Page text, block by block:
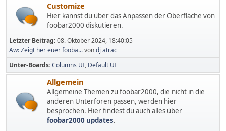
Customize
Hier kannst du über das Anpassen der Oberfläche von
foobar2000 diskutieren.
Letzter Beitrag:08. Oktober 2024, 18:40:05
Aw: Zeigt her euer fooba...vondj atrac
Unter-Boards Columns UI Default UI
Allgemein
Allgemeine Themen zu foobar2000, die nicht in die
anderen Unterforen passen, werden hier
besprochen. Hier findest du auch alles über
foobar2000 updates.